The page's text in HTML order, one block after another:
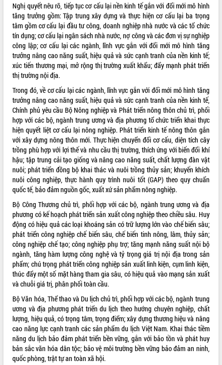
Nghị quyết nêu rõ, tiếp tục cơ cấu lại nền kinh tế gắn với đổi mới mô hình
tăng trưởng gồm: Tập trung xây dựng và thực hiện cơ cấu lại ba trọng
tâm gồm cơ cấu lại đầu tư công, doanh nghiệp nhà nước và các tổ chức
tín dụng; cơ cấu lại ngân sách nhà nước, nợ công và các đơn vị sự nghiệp
công lập; cơ cấu lại các ngành, lĩnh vực gắn với đổi mới mô hình tăng
trưởng nâng cao năng suất, hiệu quả và sức cạnh tranh của nền kinh tế;
xúc tiến thương mại, mở rộng thị trường xuất khẩu; đẩy mạnh phát triển
thị trường nội địa.
Trong đó, về cơ cấu lại các ngành, lĩnh vực gắn với đổi mới mô hình tăng
trưởng nâng cao năng suất, hiệu quả và sức cạnh tranh của nền kinh tế,
Chính phủ yêu cầu Bộ Nông nghiệp và Phát triển nông thôn chủ trì, phối
hợp với các bộ, ngành trung ương và địa phương tổ chức triển khai thực
hiện quyết liệt cơ cấu lại nông nghiệp. Phát triển kinh tế nông thôn gắn
với xây dựng nông thôn mới. Thực hiện chuyển đổi cơ cấu, diện tích cây
trồng phù hợp với lợi thế và nhu cầu thị trường, thích ứng với biến đổi khí
hậu; tập trung cải tạo giống và nâng cao năng suất, chất lượng đàn vật
nuôi; phát triển đồng bộ khai thác và nuôi trồng thủy sản; khuyến khích
nuôi công nghiệp, thực hành quy trình nuôi tốt (GAP) theo quy chuẩn
quốc tế, bảo đảm nguồn gốc, xuất xứ sản phẩm nông nghiệp.
Bộ Công Thương chủ trì, phối hợp với các bộ, ngành trung ương và địa
phương có kế hoạch phát triển sản xuất công nghiệp theo chiều sâu. Huy
động có hiệu quả các loại khoáng sản có trữ lượng lớn vào chế biến sâu;
phát triển công nghiệp chế biến sâu, chế biến tinh nông, lâm, thủy sản;
công nghiệp chế tạo; công nghiệp phụ trợ; tăng mạnh năng suất nội bộ
ngành, tăng hàm lượng công nghệ và tỷ trọng giá trị nội địa trong sản
phẩm; chú trọng phát triển công nghiệp sản xuất linh kiện, cụm linh kiện,
thúc đẩy một số mặt hàng tham gia sâu, có hiệu quả vào mạng sản xuất
và chuỗi giá trị, phân phối toàn cầu.
Bộ Văn hóa, Thể thao và Du lịch chủ trì, phối hợp với các bộ, ngành trung
ương và địa phương phát triển du lịch theo hướng chuyên nghiệp, chất
lượng, hiệu quả, có trọng tâm, trọng điểm; xây dựng thương hiệu và nâng
cao năng lực cạnh tranh các sản phẩm du lịch Việt Nam. Khai thác tiềm
năng du lịch bảo đảm phát triển bền vững, gắn với bảo tồn và phát huy
bản sắc văn hóa dân tộc; bảo vệ môi trường bền vững bảo đảm an ninh,
quốc phòng, trật tự an toàn xã hội.